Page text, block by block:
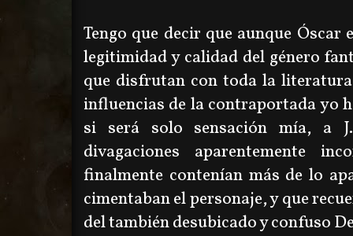
Tengo que decir que aunque Óscar
legitimidad y calidad del género
que disfrutan con toda la
influencias de la contraportada yo
si será solo sensación mía, a
divagaciones aparentemente
finalmente contenían más de lo
cimentaban el personaje, y que
del también desubicado y confuso